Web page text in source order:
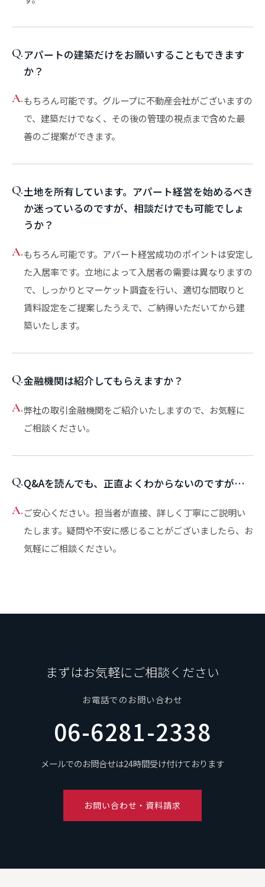
Q.アパートの建築だけをお願いすることもできます
か？
A.もちろん可能です。グループに不動産会社がございますの
で、建築だけでなく、その後の管理の視点まで含めた最
善のご提案ができます。
Q.土地を所有しています。アパート経営を始めるべき
か迷っているのですが、相談だけでも可能でしょ
うか？
A.もちろん可能です。アパート経営成功のポイントは安定し
た入居率です。立地によって入居者の需要は異なりますの
で、しっかりとマーケット調査を行い、適切な間取りと
賃料設定をご提案したうえで、ご納得いただいてから建
築いたします。
Q.金融機関は紹介してもらえますか？
A.弊社の取引金融機関をご紹介いたしますので、お気軽に
ご相談ください。
Q.Q&Aを読んでも、正直よくわからないのですが…
A.ご安心ください。担当者が直接、詳しく丁寧にご説明い
たします。疑問や不安に感じることがございましたら、お
気軽にご相談ください。
まずはお気軽にご相談ください
お電話でのお問い合わせ
06-6281-2338
メールでのお問合せは24時間受け付けております
お問い合わせ・資料請求